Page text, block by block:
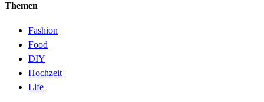
Themen
Fashion
Food
DIY
Hochzeit
Life